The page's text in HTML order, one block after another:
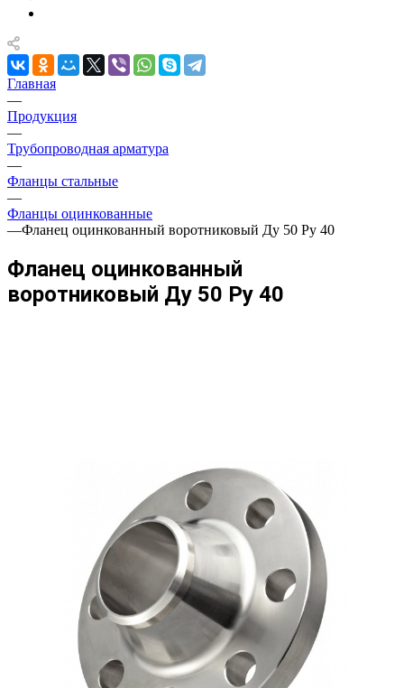
Главная
—
Продукция
—
Трубопроводная арматура
—
Фланцы стальные
—
Фланцы оцинкованные
—Фланец оцинкованный воротниковый Ду 50 Ру 40
Фланец оцинкованный
воротниковый Ду 50 Ру 40